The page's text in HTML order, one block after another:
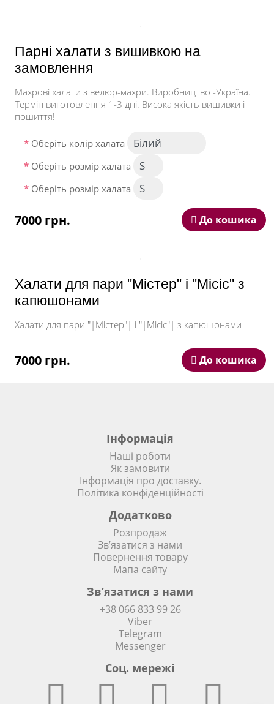
Парні халати з вишивкою на
замовлення
Махрові халати з велюр-махри. Виробництво -Україна.
Термін виготовлення 1-3 дні. Висока якість вишивки і
пошиття!
7000 грн. До кошика
Оберіть колір халата
Оберіть розмір халата
Оберіть розмір халата
Халати для пари "Містер" і "Місіс" з
капюшонами
Халати для пари "|Містер"| і "|Місіс"| з капюшонами
7000 грн. До кошика
Інформація
Наші роботи
Як замовити
Інформація про доставку.
Політика конфіденційності
Додатково
Розпродаж
Зв’язатися з нами
Повернення товару
Мапа сайту
Зв’язатися з нами
+38 066 833 99 26
Viber
Telegram
Messenger
Соц. мережi